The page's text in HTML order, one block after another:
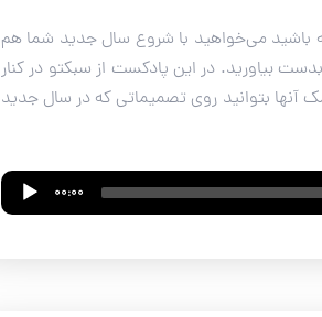
می‌خواهید با شروع سال جدید شما هم
بیاورید. در این پادکست از سبکتو در کنار
می‌کنیم که به کمک آنها بتوانید روی تصمیماتی که در سال جدید
00:00